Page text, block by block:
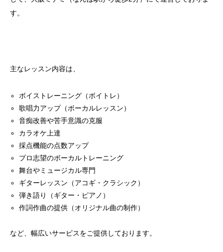
す。
主なレッスン内容は、
ボイストレーニング（ボイトレ）
歌唱力アップ（ボーカルレッスン）
音痴改善や苦手意識の克服
カラオケ上達
採点機能の点数アップ
プロ志望のボーカルトレーニング
舞台やミュージカル専門
ギターレッスン（アコギ・クラシック）
弾き語り（ギター・ピアノ）
作詞作曲の提供（オリジナル曲の制作）
など、幅広いサービスをご提供しております。